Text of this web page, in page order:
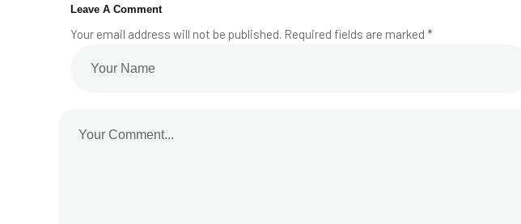
Leave A Comment
Your email address will not be published. Required fields are marked *